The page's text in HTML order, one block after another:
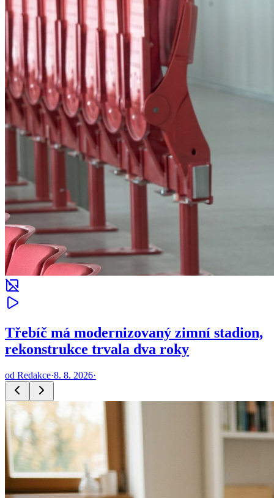
Třebíč má modernizovaný zimní stadion,
rekonstrukce trvala dva roky
od Redakce·8. 8. 2026·